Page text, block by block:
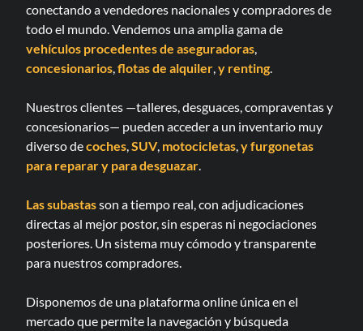
conectando a vendedores nacionales y compradores de
todo el mundo. Vendemos una amplia gama de
vehículos procedentes de aseguradoras
concesionarios flotas de alquiler y renting
Nuestros clientes —talleres, desguaces, compraventas y
concesionarios— pueden acceder a un inventario muy
diverso decoches SUV, motocicletas y furgonetas
para reparary para desguazar
Las subastasson a tiempo real, con adjudicaciones
directas al mejor postor, sin esperas ni negociaciones
posteriores. Un sistema muy cómodo y transparente
para nuestros compradores.
Disponemos de una plataforma online única en el
mercado que permite la navegación y búsqueda